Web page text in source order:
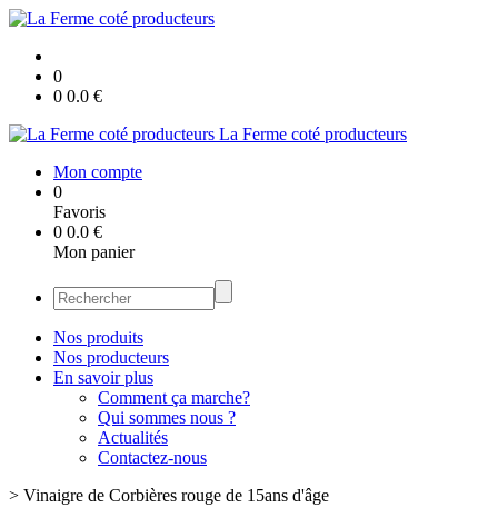
0
0 0.0 €
La Ferme coté producteurs
Mon compte
0
Favoris
0 0.0 €
Mon panier
Nos produits
Nos producteurs
En savoir plus
Comment ça marche?
Qui sommes nous ?
Actualités
Contactez-nous
> Vinaigre de Corbières rouge de 15ans d'âge